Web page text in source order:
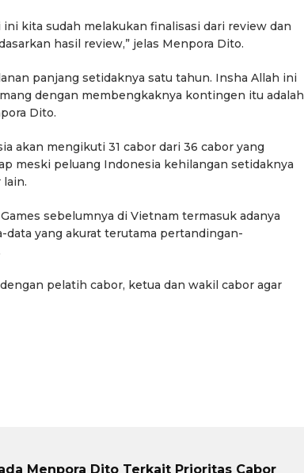
kita sudah melakukan finalisasi dari review dan
hasil review,” jelas Menpora Dito.
panjang setidaknya satu tahun. Insha Allah ini
dengan membengkaknya kontingen itu adalah
Dito.
akan mengikuti 31 cabor dari 36 cabor yang
meski peluang Indonesia kehilangan setidaknya
lain.
sebelumnya di Vietnam termasuk adanya
data yang akurat terutama pertandingan-
pelatih cabor, ketua dan wakil cabor agar
Menpora Dito Terkait Prioritas Cabor